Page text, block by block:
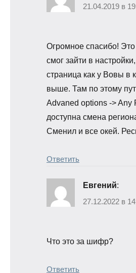
21.04.2019 в
Огромное спасибо!
смог зайти в
страница как у Вовы в
выше. Там по этому
Advaned options -> Any
доступна смена
Сменил и все окей.
Ответить
Евгений:
27.12.2022 в
Что это за шифр?
Ответить